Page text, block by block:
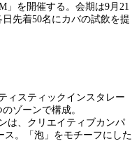
」を開催する。会期は9月21
先着50名にカバの試飲を提
ィスティックインスタレー
ゾーンで構成。
は、クリエイティブカンパ
ス。「泡」をモチーフにした